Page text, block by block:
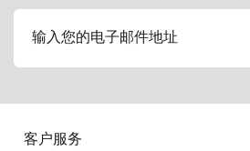
输入您的电子邮件地址
客户服务